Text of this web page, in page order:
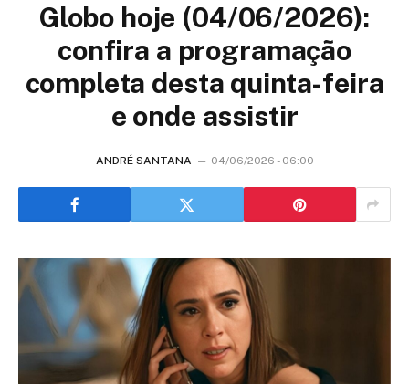
Globo hoje (04/06/2026):
confira a programação
completa desta quinta-feira
e onde assistir
ANDRÉ SANTANA 04/06/2026 - 06:00